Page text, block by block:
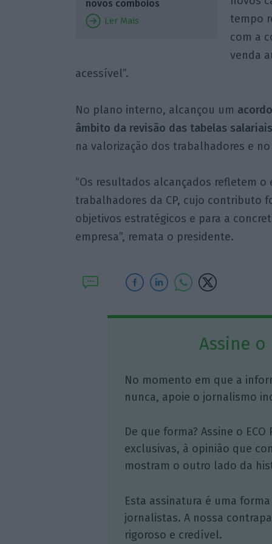
novos comboios
Ler Mais
tempo
com a
venda
acessível”.
No plano interno, alcançou um
âmbito da revisão das tabelas
na valorização dos trabalhadores e
“Os resultados alcançados refletem
trabalhadores da CP, cujo contributo
objetivos estratégicos e para a
empresa”, remata o presidente.
Assine o
No momento em que a
nunca, apoie o jornalismo
De que forma? Assine o
exclusivas, à opinião que
mostram o outro lado da
Esta assinatura é uma
jornalistas. A nossa
rigoroso e credível.